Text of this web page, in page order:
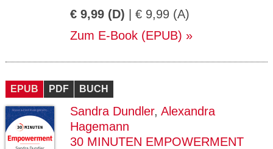
€ 9,99 (D) | € 9,99 (A)
Zum E-Book (EPUB)
EPUB PDF BUCH
Sandra Dundler, Alexandra
Hagemann
30 MINUTEN EMPOWERMENT